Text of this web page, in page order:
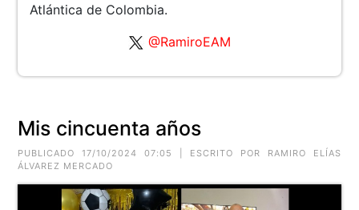
Atlántica de Colombia.
@RamiroEAM
Mis cincuenta años
PUBLICADO 17/10/2024 07:05 | ESCRITO POR RAMIRO ELÍAS
ÁLVAREZ MERCADO